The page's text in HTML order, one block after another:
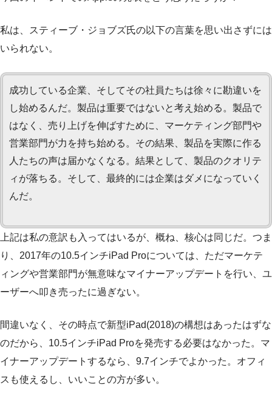
私は、スティーブ・ジョブズ氏の以下の言葉を思い出さずには
いられない。
成功している企業、そしてその社員たちは徐々に勘違いを
し始めるんだ。製品は重要ではないと考え始める。製品で
はなく、売り上げを伸ばすために、マーケティング部門や
営業部門が力を持ち始める。その結果、製品を実際に作る
人たちの声は届かなくなる。結果として、製品のクオリテ
ィが落ちる。そして、最終的には企業はダメになっていく
んだ。
上記は私の意訳も入ってはいるが、概ね、核心は同じだ。つま
り、2017年の10.5インチiPad Proについては、ただマーケテ
ィングや営業部門が無意味なマイナーアップデートを行い、ユ
ーザーへ叩き売ったに過ぎない。
間違いなく、その時点で新型iPad(2018)の構想はあったはずな
のだから、10.5インチiPad Proを発売する必要はなかった。マ
イナーアップデートするなら、9.7インチでよかった。オフィ
スも使えるし、いいことの方が多い。